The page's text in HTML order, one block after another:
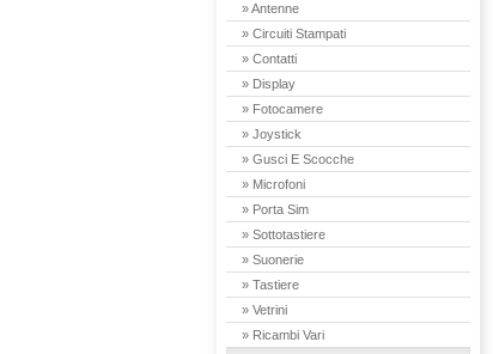
» Antenne
» Circuiti Stampati
» Contatti
» Display
» Fotocamere
» Joystick
» Gusci E Scocche
» Microfoni
» Porta Sim
» Sottotastiere
» Suonerie
» Tastiere
» Vetrini
» Ricambi Vari